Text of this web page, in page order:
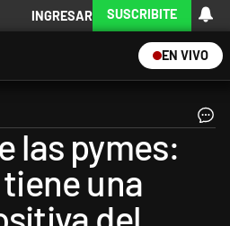
INGRESAR SUSCRIBITE
EN VIVO
las pymes:
una